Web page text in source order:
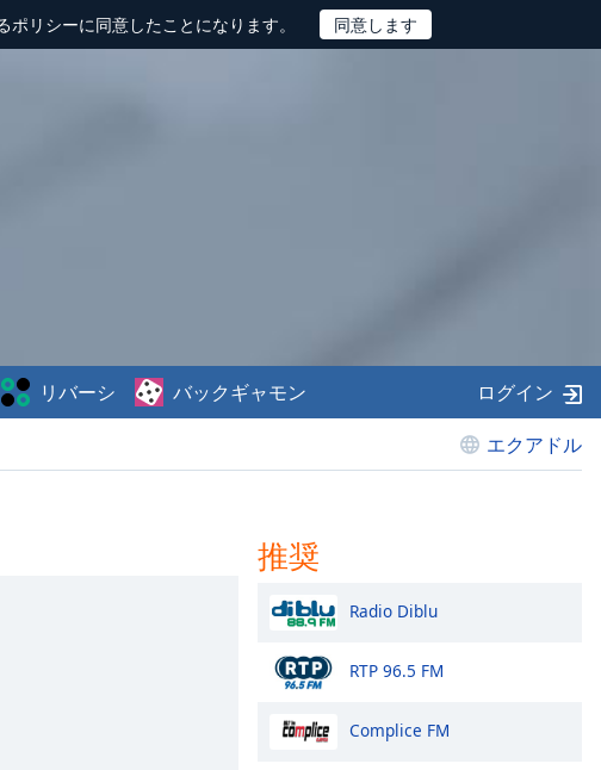
リシーに同意したことになります。
エクアドル
リバーシ バックギャモン ログイン
推奨
Radio Diblu
RTP 96.5 FM
Complice FM